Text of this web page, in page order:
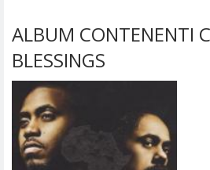
ALBUM CONTENENTI
BLESSINGS